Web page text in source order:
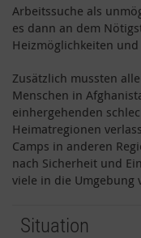
Arbeitssuche als
es dann an dem
Heizmöglichkeiten
Zusätzlich mussten
Menschen in
einhergehenden
Heimatregionen
Camps in anderen
nach Sicherheit und
viele in die Umgebung
Situation